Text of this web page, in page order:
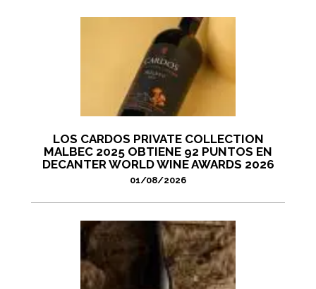
LOS CARDOS PRIVATE COLLECTION
MALBEC 2025 OBTIENE 92 PUNTOS EN
DECANTER WORLD WINE AWARDS 2026
01/08/2026